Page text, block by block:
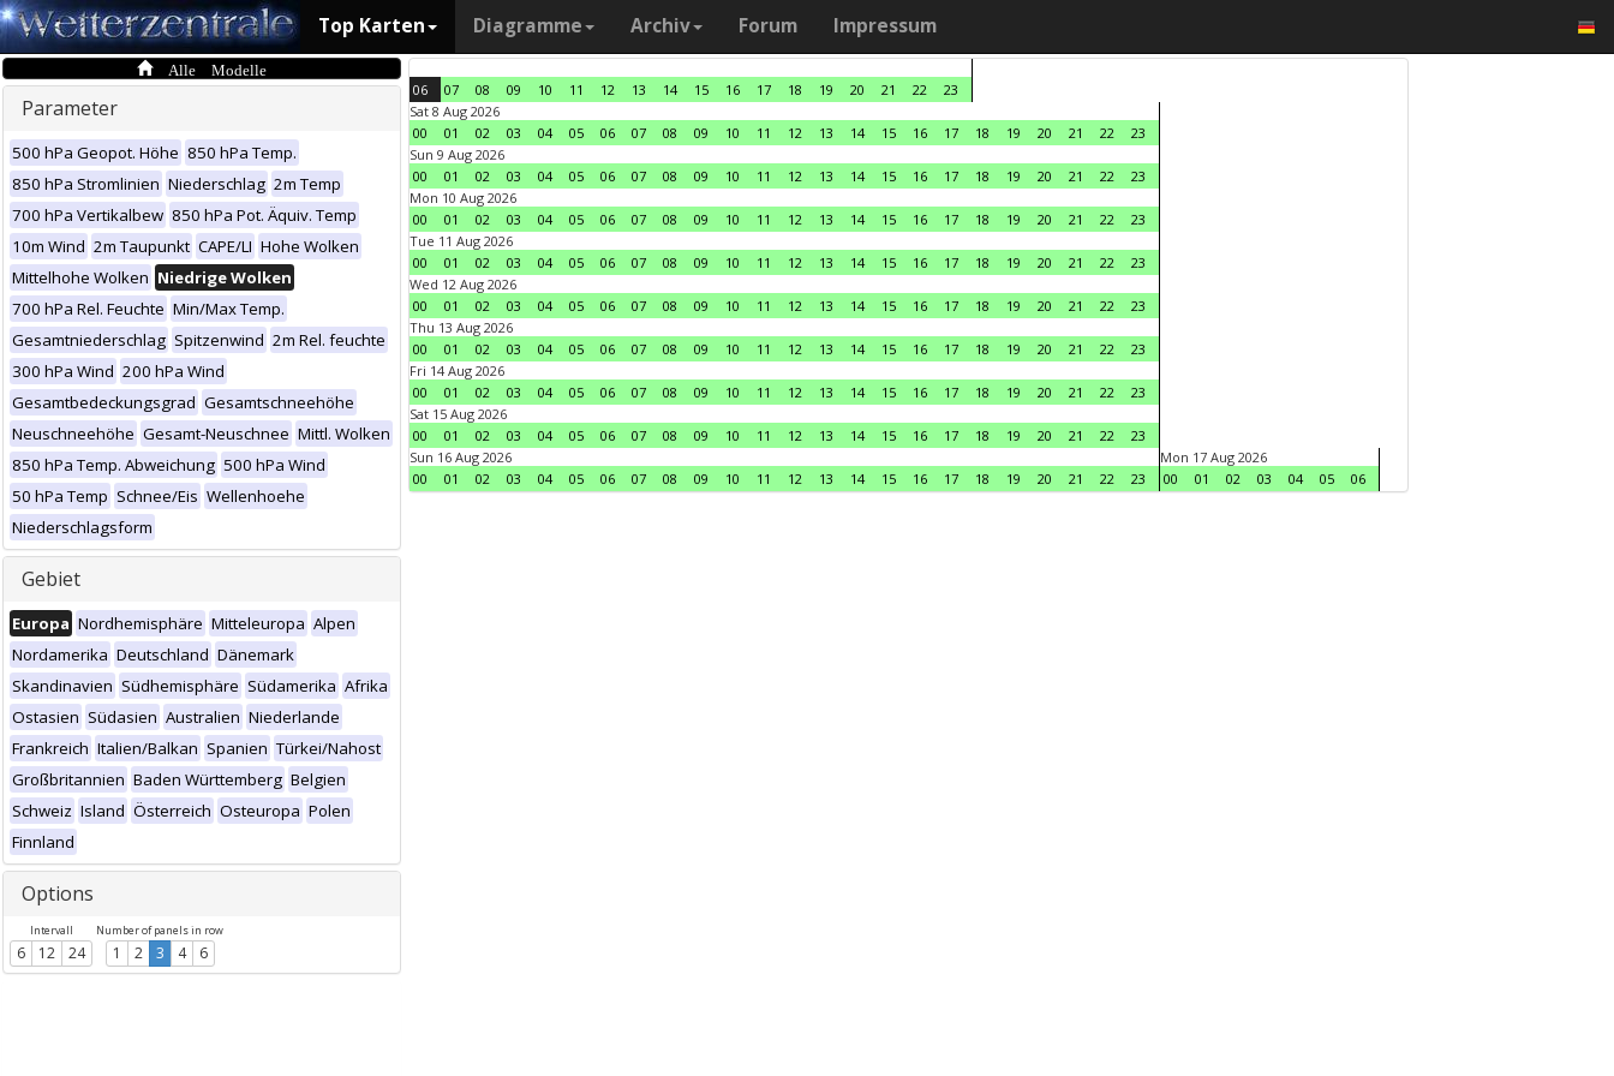
Top Karten Diagramme Archiv Forum Impressum
Alle Modelle
Parameter
500 hPa Geopot. Höhe 850 hPa Temp.
850 hPa Stromlinien Niederschlag 2m Temp
700 hPa Vertikalbew 850 hPa Pot. Äquiv. Temp
10m Wind 2m Taupunkt CAPE/LI Hohe Wolken
Mittelhohe Wolken Niedrige Wolken
700 hPa Rel. Feuchte Min/Max Temp.
Gesamtniederschlag Spitzenwind 2m Rel. feuchte
300 hPa Wind 200 hPa Wind
Gesamtbedeckungsgrad Gesamtschneehöhe
Neuschneehöhe Gesamt-Neuschnee Mittl. Wolken
850 hPa Temp. Abweichung 500 hPa Wind
50 hPa Temp Schnee/Eis Wellenhoehe
Niederschlagsform
Gebiet
Europa Nordhemisphäre Mitteleuropa Alpen
Nordamerika Deutschland Dänemark
Skandinavien Südhemisphäre Südamerika Afrika
Ostasien Südasien Australien Niederlande
Frankreich Italien/Balkan Spanien Türkei/Nahost
Großbritannien Baden Württemberg Belgien
Schweiz Island Österreich Osteuropa Polen
Finnland
Options
Intervall
6 12 24
Number of panels in row
1 2 3 4 6
06 07 08 09 10 11 12 13 14 15 16 17 18 19 20 21 22
23
Sat 8 Aug 2026
00
01 02 03 04 05 06 07 08 09 10 11 12 13 14 15 16 17 18 19 20 21 22
23
Sun 9 Aug 2026
00
01 02 03 04 05 06 07 08 09 10 11 12 13 14 15 16 17 18 19 20 21 22
23
Mon 10 Aug 2026
00
01 02 03 04 05 06 07 08 09 10 11 12 13 14 15 16 17 18 19 20 21 22
23
Tue 11 Aug 2026
00
01 02 03 04 05 06 07 08 09 10 11 12 13 14 15 16 17 18 19 20 21 22
23
Wed 12 Aug 2026
00
01 02 03 04 05 06 07 08 09 10 11 12 13 14 15 16 17 18 19 20 21 22
23
Thu 13 Aug 2026
00
01 02 03 04 05 06 07 08 09 10 11 12 13 14 15 16 17 18 19 20 21 22
23
Fri 14 Aug 2026
00
01 02 03 04 05 06 07 08 09 10 11 12 13 14 15 16 17 18 19 20 21 22
23
Sat 15 Aug 2026
00
01 02 03 04 05 06 07 08 09 10 11 12 13 14 15 16 17 18 19 20 21 22
23
Sun 16 Aug 2026
00
01 02 03 04 05 06 07 08 09 10 11 12 13 14 15 16 17 18 19 20 21 22 23
Mon 17 Aug 2026
00
01 02 03 04 05 06